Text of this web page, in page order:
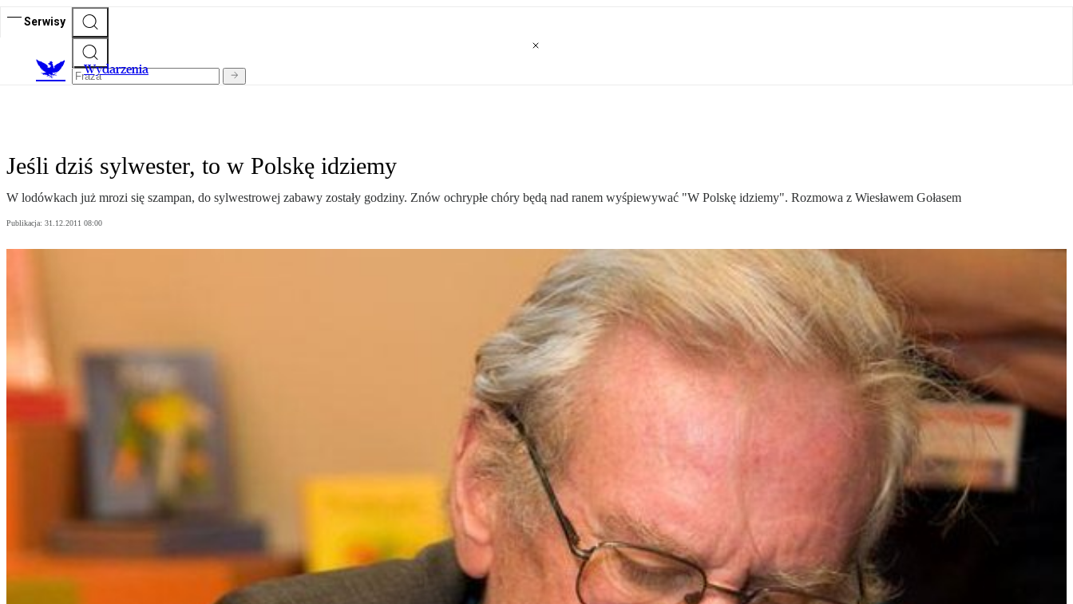
Serwisy
Wydarzenia
Jeśli dziś sylwester, to w Polskę idziemy
W lodówkach już mrozi się szampan, do sylwestrowej zabawy zostały godziny. Znów ochrypłe chóry będą nad ranem wyśpiewywać "W Polskę idziemy". Rozmowa z Wiesławem Gołasem
Publikacja: 31.12.2011 08:00